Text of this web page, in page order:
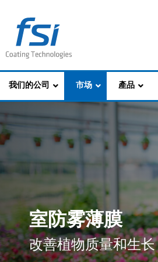
我们的公司 市场 產品
室防雾薄膜
改善植物质量和生长